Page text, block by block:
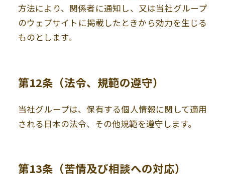
方法により、関係者に通知し、又は当社グループ
のウェブサイトに掲載したときから効力を生じる
ものとします。
第12条（法令、規範の遵守）
当社グループは、保有する個人情報に関して適用
される日本の法令、その他規範を遵守します。
第13条（苦情及び相談への対応）